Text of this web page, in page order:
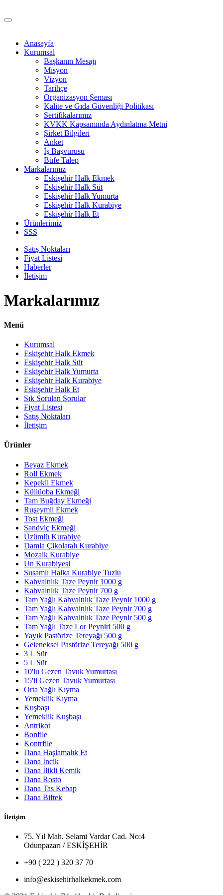
Anasayfa
Kurumsal
Başkanın Mesajı
Misyon
Vizyon
Tarihçe
Organizasyon Şeması
Kalite ve Gıda Güvenliği Politikası
Sertifikalarımız
KVKK Kapsamında Aydınlatma Metni
Şirket Bilgileri
Anket
İş Başvurusu
Büfe Talep
Markalarımız
Eskişehir Halk Ekmek
Eskişehir Halk Süt
Eskişehir Halk Yumurta
Eskişehir Halk Kurabiye
Eskişehir Halk Et
Ürünlerimiz
SSS
Satış Noktaları
Fiyat Listesi
Haberler
İletişim
Markalarımız
Menü
Kurumsal
Eskişehir Halk Ekmek
Eskişehir Halk Süt
Eskişehir Halk Yumurta
Eskişehir Halk Kurabiye
Eskişehir Halk Et
Sık Sorulan Sorular
Fiyat Listesi
Satış Noktaları
İletişim
Ürünler
Beyaz Ekmek
Roll Ekmek
Kepekli Ekmek
Küllüoba Ekmeği
Tam Buğday Ekmeği
Ruşeymli Ekmek
Tost Ekmeği
Sandviç Ekmeği
Üzümlü Kurabiye
Damla Çikolatalı Kurabiye
Mozaik Kurabiye
Un Kurabiyesi
Susamlı Halka Kurabiye Tuzlu
Kahvaltılık Taze Peynir 1000 g
Kahvaltılık Taze Peynir 700 g
Tam Yağlı Kahvaltılık Taze Peynir 1000 g
Tam Yağlı Kahvaltılık Taze Peynir 700 g
Tam Yağlı Kahvaltılık Taze Peynir 500 g
Tam Yağlı Taze Lor Peyniri 500 g
Yayık Pastörize Tereyağı 500 g
Geleneksel Pastörize Tereyağı 500 g
3 L Süt
5 L Süt
10'lu Gezen Tavuk Yumurtası
15'li Gezen Tavuk Yumurtası
Orta Yağlı Kıyma
Yemeklik Kıyma
Kuşbaşı
Yemeklik Kuşbaşı
Antrikot
Bonfile
Kontrfile
Dana Haşlamalık Et
Dana İncik
Dana İlikli Kemik
Dana Rosto
Dana Tas Kebap
Dana Biftek
İletişim
75. Yıl Mah. Selami Vardar Cad. No:4
Odunpazarı / ESKİŞEHİR
+90 ( 222 ) 320 37 70
info@eskisehirhalkekmek.com